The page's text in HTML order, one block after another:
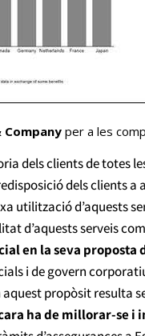
Companyper a les
dels clients de totes
dels clients
utilització d’aquests
d’aquests serveis
en la seva proposta
i de govern
propòsit resulta
ha de millorar-se